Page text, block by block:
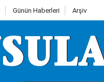
Günün Haberleri Arşiv